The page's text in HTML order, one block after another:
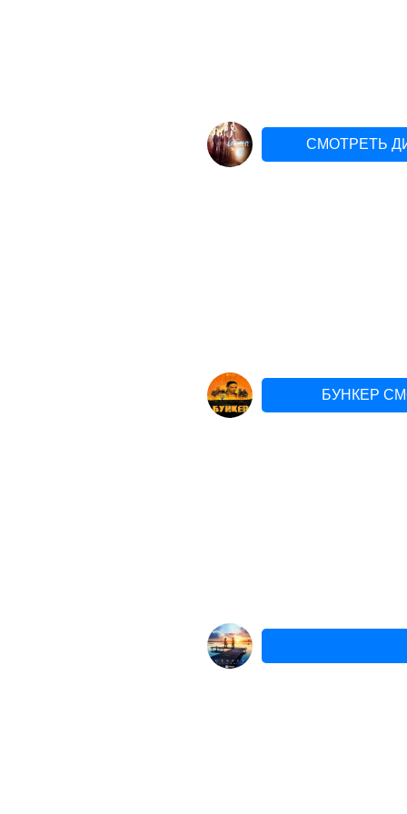
СМОТРЕТЬ
БУНКЕР